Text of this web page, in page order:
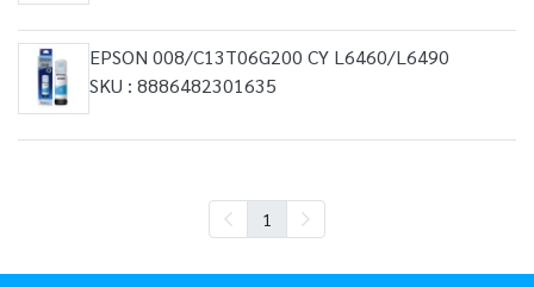
EPSON 008/C13T06G200 CY L6460/L6490
SKU : 8886482301635
1